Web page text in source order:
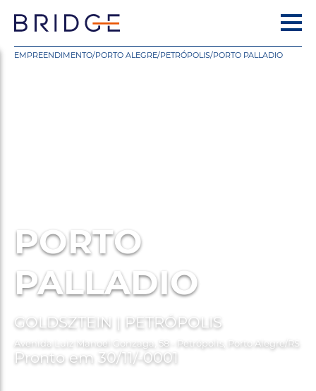
EMPREENDIMENTO/PORTO ALEGRE/PETRÓPOLIS/PORTO PALLADIO
PORTO
PALLADIO
GOLDSZTEIN | PETRÓPOLIS
Avenida Luiz Manoel Gonzaga, 58 - Petrópolis, Porto Alegre/RS
Pronto em 30/11/-0001